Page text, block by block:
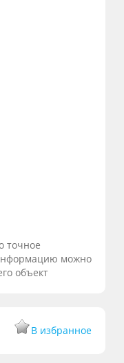
точное
можно
объект
В избранное